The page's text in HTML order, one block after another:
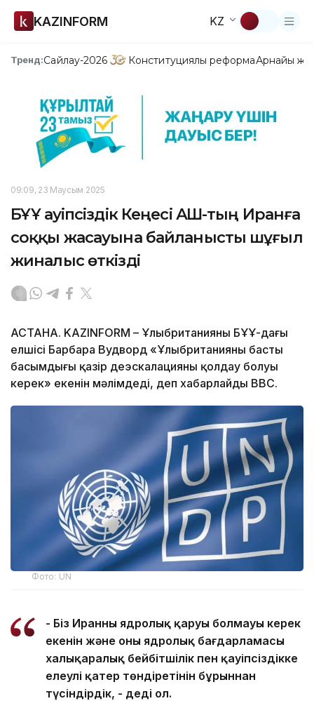
KAZINFORM KZ
Тренд:Сайлау-2026 Конституциялық реформаАрнайы
09:09, 23 Маусым 2025
БҰҰ Қауіпсіздік Кеңесі АҚШ-тың Иранға
соққы жасауына байланысты шұғыл
жиналыс өткізді
АСТАНА. KAZINFORM – Ұлыбританияның БҰҰ-дағы
елшісі Барбара Вудворд «Ұлыбританияның басты
басымдығы қазір деэскалацияны қолдау болуы
керек» екенін мәлімдеді, деп хабарлайды ВВС.
Фото: UN
- Біз Иранның ядролық қаруы болмауы керек
екенін және оның ядролық бағдарламасы
халықаралық бейбітшілік пен қауіпсіздікке
елеулі қатер төндіретінін бұрыннан
түсіндірдік, - деді ол.